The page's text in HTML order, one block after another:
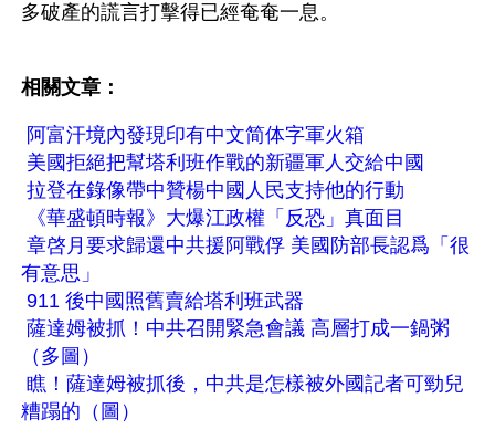
多破產的謊言打擊得已經奄奄一息。
相關文章：
阿富汗境內發現印有中文简体字軍火箱
美國拒絕把幫塔利班作戰的新疆軍人交給中國
拉登在錄像帶中贊楊中國人民支持他的行動
《華盛頓時報》大爆江政權「反恐」真面目
章啓月要求歸還中共援阿戰俘 美國防部長認爲「很
有意思」
911 後中國照舊賣給塔利班武器
薩達姆被抓！中共召開緊急會議 高層打成一鍋粥
（多圖）
瞧！薩達姆被抓後，中共是怎樣被外國記者可勁兒
糟蹋的（圖）